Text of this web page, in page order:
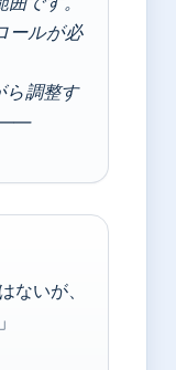
ールが必
ら調整す
——
ないが、